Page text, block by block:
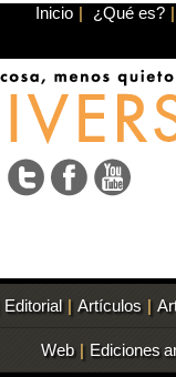
Inicio | ¿Qué es? |
Editorial | Artículos |
Web | Ediciones